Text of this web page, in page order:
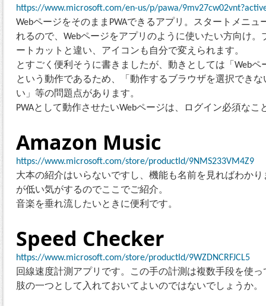
https://www.microsoft.com/en-us/p/pawa/
WebページをそのままPWAできるアプリ。スタートメニ
れるので、Webページをアプリのように使いたい方向け
ートカットと違い、アイコンも自分で変えられます。
とすごく便利そうに書きましたが、動きとしては「Web
という動作であるため、「動作するブラウザを選択でき
い」等の問題点があります。
PWAとして動作させたいWebページは、ログイン必須な
Amazon Music
https://www.microsoft.com/store/productId/9NMS233VM4Z9
大本の紹介はいらないですし、機能も名前を見ればわか
が低い気がするのでここでご紹介。
音楽を垂れ流したいときに便利です。
Speed Checker
https://www.microsoft.com/store/productId/9WZDNCRFJCL5
回線速度計測アプリです。この手の計測は複数手段を使
肢の一つとして入れておいてよいのではないでしょうか。